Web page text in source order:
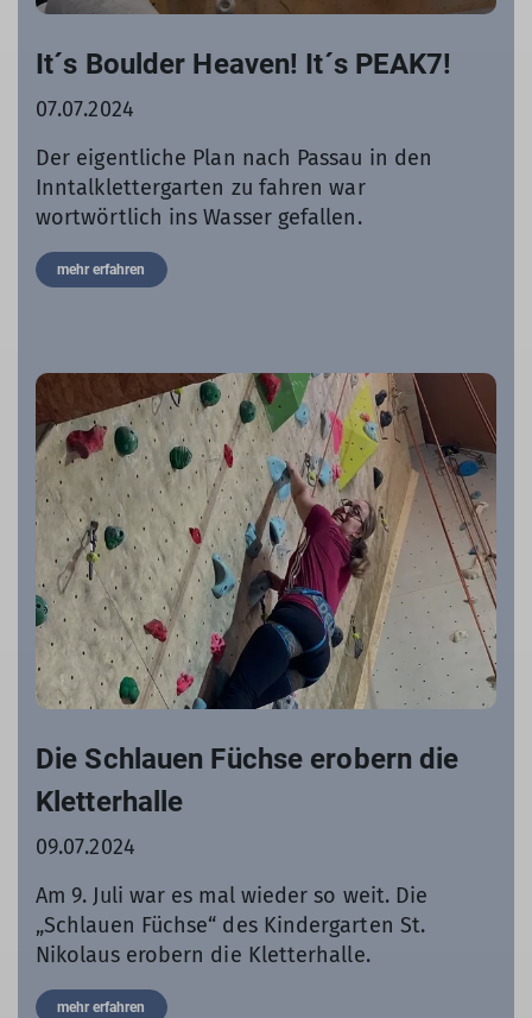
It´s Boulder Heaven! It´s PEAK7!
07.07.2024
Der eigentliche Plan nach Passau in den
Inntalklettergarten zu fahren war
wortwörtlich ins Wasser gefallen.
mehr erfahren
Die Schlauen Füchse erobern die
Kletterhalle
09.07.2024
Am 9. Juli war es mal wieder so weit. Die
„Schlauen Füchse“ des Kindergarten St.
Nikolaus erobern die Kletterhalle.
mehr erfahren